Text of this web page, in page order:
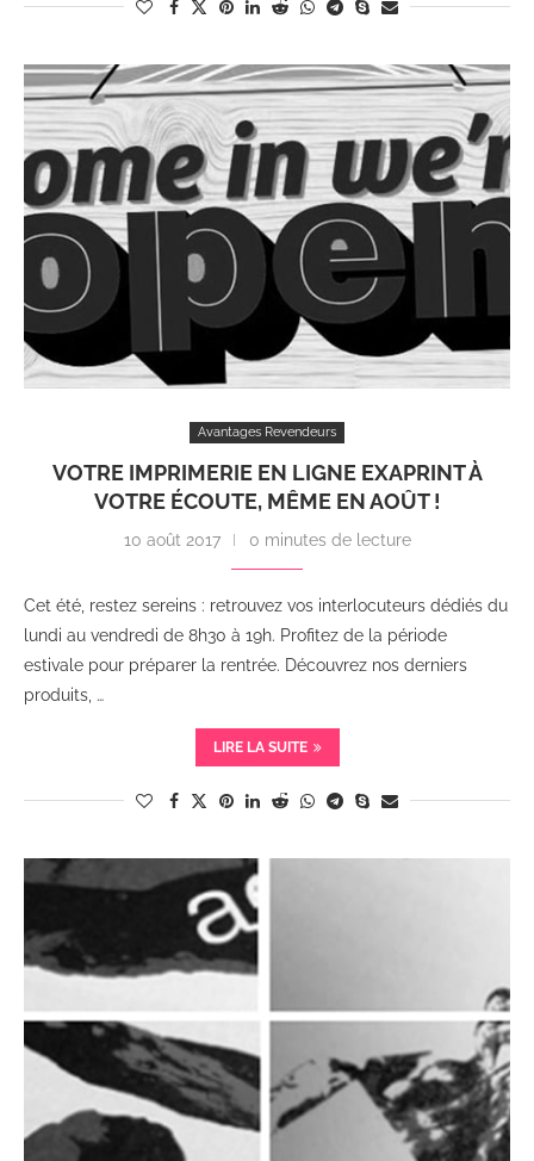
Avantages Revendeurs
VOTRE IMPRIMERIE EN LIGNE EXAPRINT À
VOTRE ÉCOUTE, MÊME EN AOÛT !
10 août 2017 0 minutes de lecture
Cet été, restez sereins : retrouvez vos interlocuteurs dédiés du
lundi au vendredi de 8h30 à 19h. Profitez de la période
estivale pour préparer la rentrée. Découvrez nos derniers
produits, …
LIRE LA SUITE